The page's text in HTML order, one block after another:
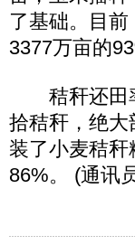
了基础。目
3377万亩的
秸秆还田率
拾秸秆，绝
装了小麦秸
86%。 (通讯